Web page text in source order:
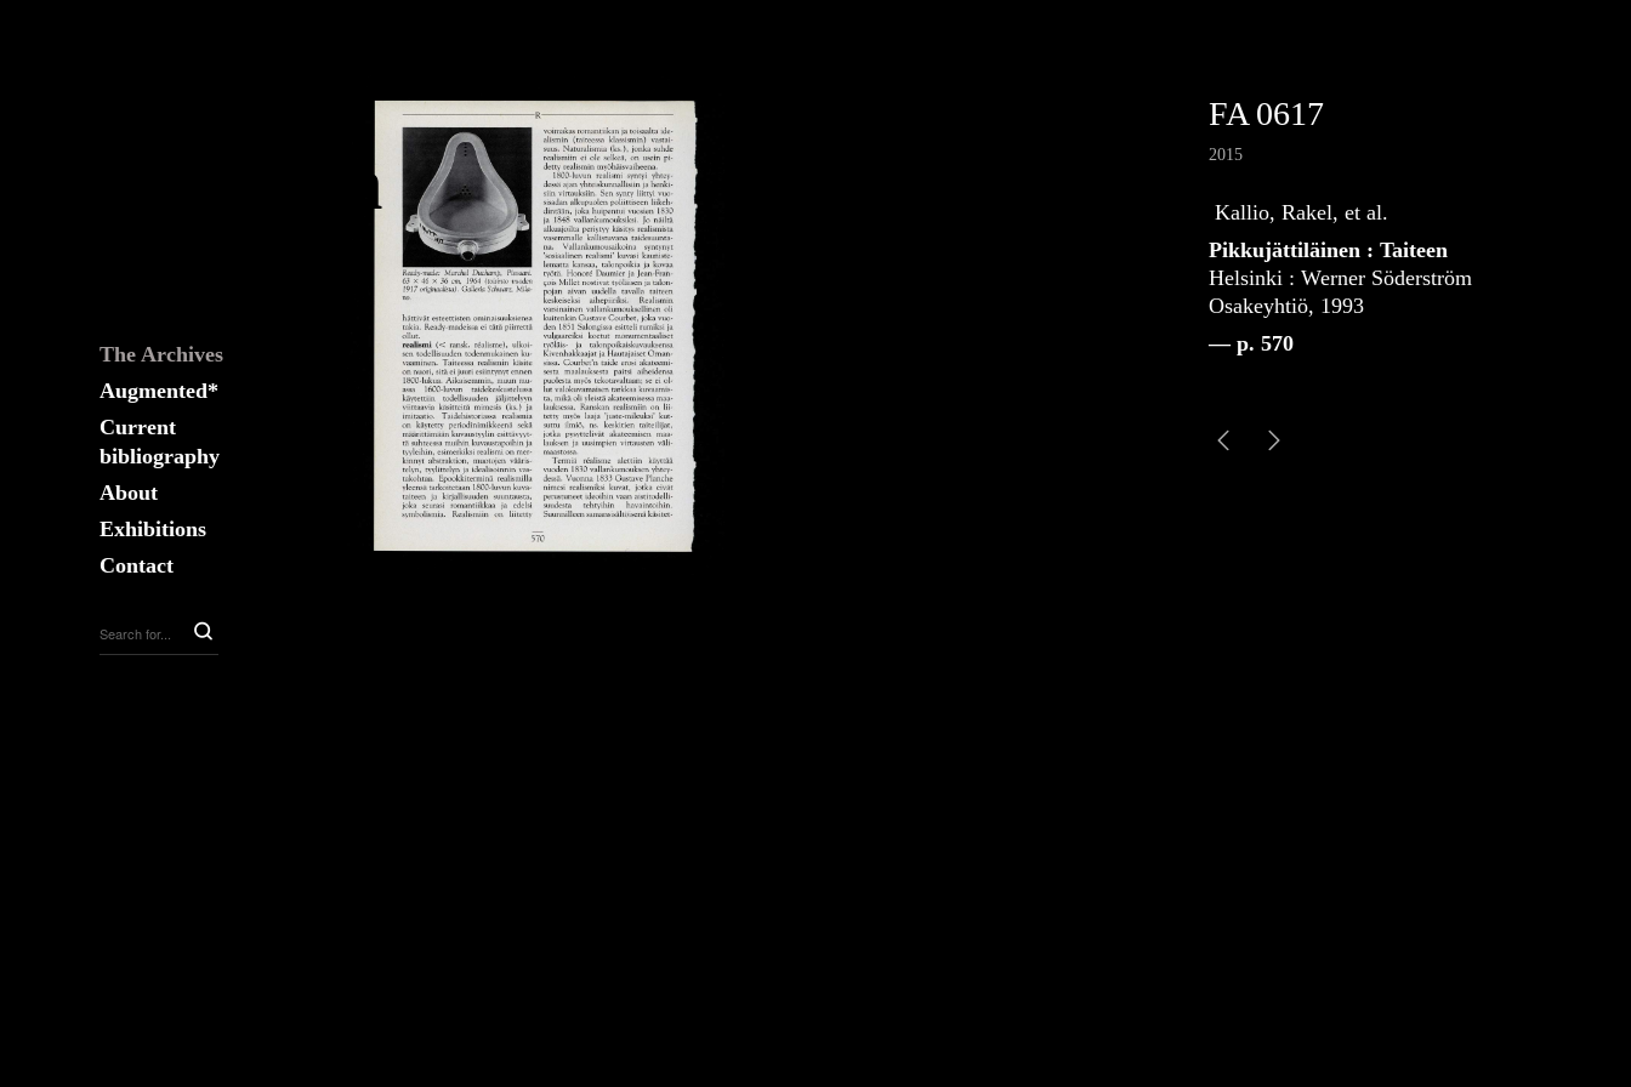
Fountain
The Archives
Augmented*
Current
bibliography
About
Exhibitions
Contact
FA 0617
2015
Kallio, Rakel, et al.
Pikkujättiläinen : Taiteen
Helsinki : Werner Söderström
Osakeyhtiö, 1993
— p. 570